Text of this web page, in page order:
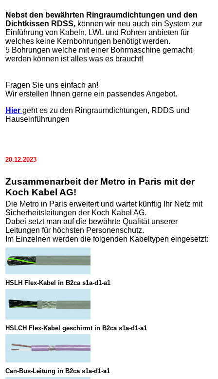
Nebst den bewährten Ringraumdichtungen und den
Dichtkissen RDSS, können wir neu auch ein System zur
Einführung von Kabeln, LWL und Rohren anbieten für
welches keine Kernbohrungen benötigt werden.
5 Bohrungen welche mit einer Bohrmaschine gemacht
werden können ist alles was es braucht!
Fragen Sie uns einfach an!
Wir erstellen Ihnen gerne ein passendes Angebot.
Hier geht es zu den Ringraumdichtungen, RDDS und
Hauseinführungen
20.12.2023
Zusammenarbeit der Metro in Paris mit der
Koch Kabel AG!
Die Metro in Paris erweitert und wartet künftig Ihr Netz mit
Sicherheitsleitungen der Koch Kabel AG.
Dabei setzt man auf die bewährte Qualität unserer
Leitungen für höchsten Personenschutz.
Im Einzelnen werden die folgenden Kabeltypen eingesetzt:
HSLH Flex-Kabel in B2ca s1a-d1-a1
HSLCH Flex-Kabel geschirmt in B2ca s1a-d1-a1
Can-Bus-Leitung in B2ca s1a-d1-a1